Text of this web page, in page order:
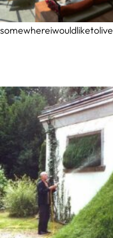
somewhereiwouldliketolive